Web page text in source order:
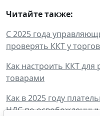
Читайте также:
С 2025 года
проверять ККТ у
Как настроить ККТ
товарами
Как в 2025 году
НДС по